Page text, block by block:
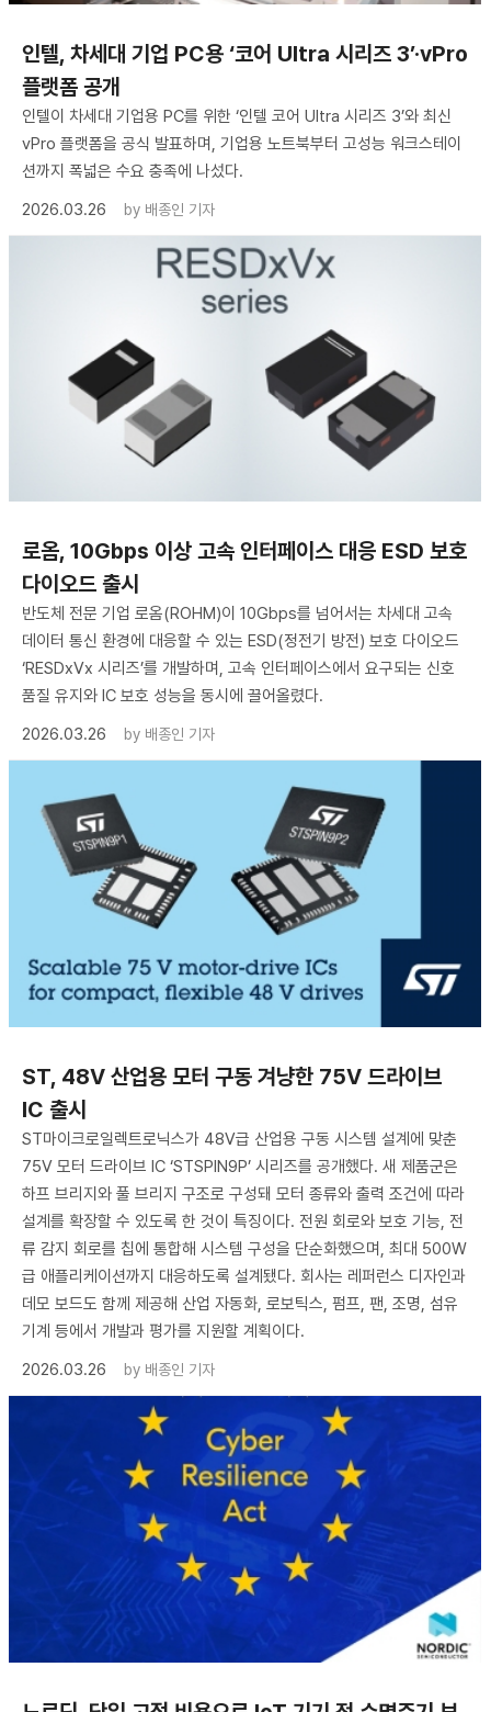
인텔, 차세대 기업 PC용 ‘코어 Ultra 시리즈 3’·vPro
플랫폼 공개
인텔이 차세대 기업용 PC를 위한 ‘인텔 코어 Ultra 시리즈 3’와 최신
vPro 플랫폼을 공식 발표하며, 기업용 노트북부터 고성능 워크스테이
션까지 폭넓은 수요 충족에 나섰다.
2026.03.26
by 배종인 기자
로옴, 10Gbps 이상 고속 인터페이스 대응 ESD 보호
다이오드 출시
반도체 전문 기업 로옴(ROHM)이 10Gbps를 넘어서는 차세대 고속
데이터 통신 환경에 대응할 수 있는 ESD(정전기 방전) 보호 다이오드
‘RESDxVx 시리즈’를 개발하며, 고속 인터페이스에서 요구되는 신호
품질 유지와 IC 보호 성능을 동시에 끌어올렸다.
2026.03.26
by 배종인 기자
ST, 48V 산업용 모터 구동 겨냥한 75V 드라이브
IC 출시
ST마이크로일렉트로닉스가 48V급 산업용 구동 시스템 설계에 맞춘
75V 모터 드라이브 IC ‘STSPIN9P’ 시리즈를 공개했다. 새 제품군은
하프 브리지와 풀 브리지 구조로 구성돼 모터 종류와 출력 조건에 따라
설계를 확장할 수 있도록 한 것이 특징이다. 전원 회로와 보호 기능, 전
류 감지 회로를 칩에 통합해 시스템 구성을 단순화했으며, 최대 500W
급 애플리케이션까지 대응하도록 설계됐다. 회사는 레퍼런스 디자인과
데모 보드도 함께 제공해 산업 자동화, 로보틱스, 펌프, 팬, 조명, 섬유
기계 등에서 개발과 평가를 지원할 계획이다.
2026.03.26
by 배종인 기자